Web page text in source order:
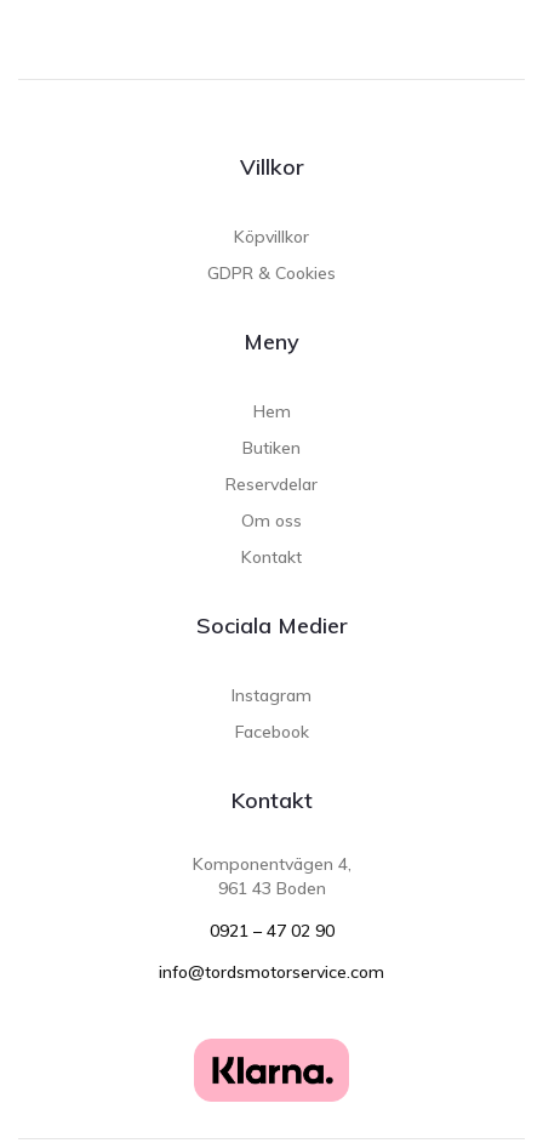
Villkor
Köpvillkor
GDPR & Cookies
Meny
Hem
Butiken
Reservdelar
Om oss
Kontakt
Sociala Medier
Instagram
Facebook
Kontakt
Komponentvägen 4,
961 43 Boden
0921 – 47 02 90
info@tordsmotorservice.com